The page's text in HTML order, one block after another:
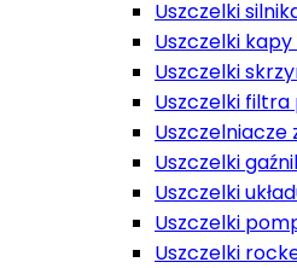
Uszczelki
Uszczelki kapy
Uszczelki
Uszczelki
Uszczelniacze
Uszczelki
Uszczelki
Uszczelki
Uszczelki